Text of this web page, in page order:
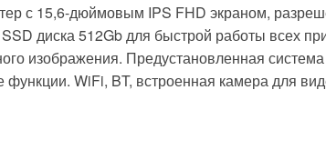
с 15,6-дюймовым IPS FHD экраном,
диска 512Gb для быстрой работы всех
изображения. Предустановленная
WiFi, BT, встроенная камера для